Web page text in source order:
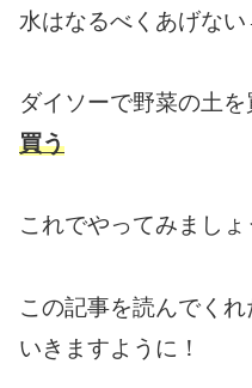
水はなるべくあげな
ダイソーで野菜の土
買う
これでやってみましょ
この記事を読んでく
いきますように！